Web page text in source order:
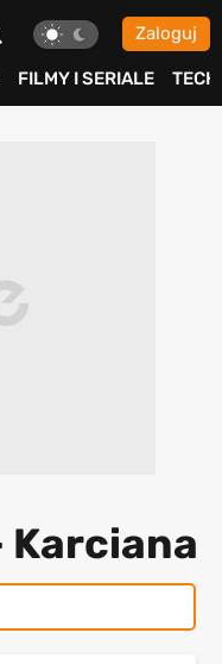
Zaloguj
FILMY I SERIALE TECH
Karciana